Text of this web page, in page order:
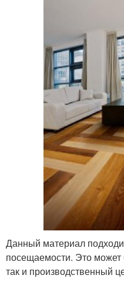
Данный материал
посещаемости. Это может
так и производственный